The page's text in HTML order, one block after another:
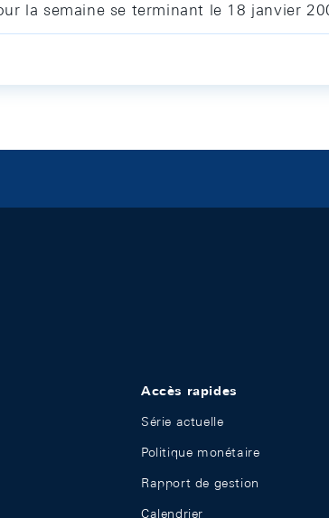
la semaine se terminant le 18 janvier
Accès rapides
Série actuelle
Politique monétaire
Rapport de gestion
Calendrier